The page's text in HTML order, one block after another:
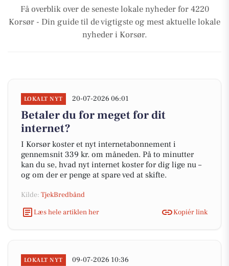
Få overblik over de seneste lokale nyheder for 4220
Korsør - Din guide til de vigtigste og mest aktuelle lokale
nyheder i Korsør.
LOKALT NYT 20-07-2026 06:01
Betaler du for meget for dit
internet?
I Korsør koster et nyt internetabonnement i
gennemsnit 339 kr. om måneden. På to minutter
kan du se, hvad nyt internet koster for dig lige nu –
og om der er penge at spare ved at skifte.
Kilde: TjekBredbånd
Læs hele artiklen her
Kopiér link
LOKALT NYT 09-07-2026 10:36